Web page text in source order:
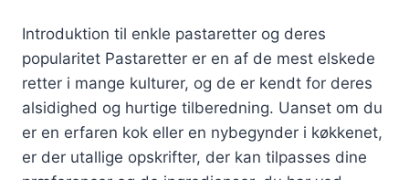
Introduktion til enkle pastaretter og deres
popularitet Pastaretter er en af de mest elskede
retter i mange kulturer, og de er kendt for deres
alsidighed og hurtige tilberedning. Uanset om du
er en erfaren kok eller en nybegynder i køkkenet,
er der utallige opskrifter, der kan tilpasses dine